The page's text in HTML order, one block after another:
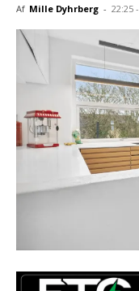
Af Mille Dyhrberg - 22:25